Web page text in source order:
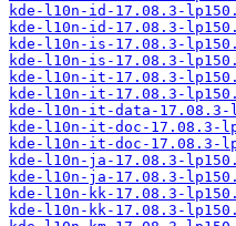
kde-l10n-id-17.08.3-
kde-l10n-id-17.08.3-
kde-l10n-is-17.08.3-
kde-l10n-is-17.08.3-
kde-l10n-it-17.08.3-
kde-l10n-it-17.08.3-
kde-l10n-it-data-17.08.3-
kde-l10n-it-doc-17.08.3-
kde-l10n-it-doc-17.08.3-
kde-l10n-ja-17.08.3-
kde-l10n-ja-17.08.3-
kde-l10n-kk-17.08.3-
kde-l10n-kk-17.08.3-